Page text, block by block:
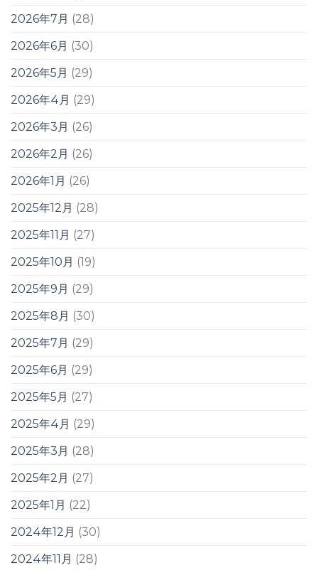
2026年7月 (28)
2026年6月 (30)
2026年5月 (29)
2026年4月 (29)
2026年3月 (26)
2026年2月 (26)
2026年1月 (26)
2025年12月 (28)
2025年11月 (27)
2025年10月 (19)
2025年9月 (29)
2025年8月 (30)
2025年7月 (29)
2025年6月 (29)
2025年5月 (27)
2025年4月 (29)
2025年3月 (28)
2025年2月 (27)
2025年1月 (22)
2024年12月 (30)
2024年11月 (28)